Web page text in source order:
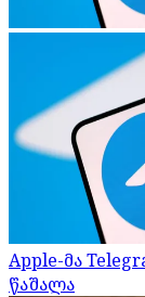
Apple-მა
წაშალა